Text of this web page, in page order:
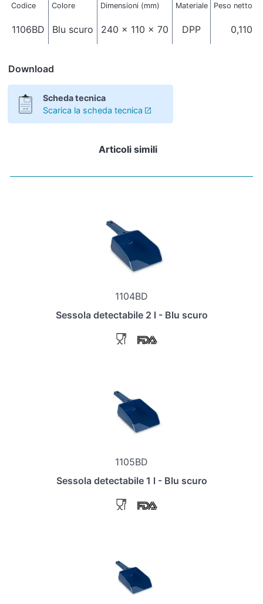
Codice Colore Dimensioni (mm) Materiale Peso netto
1106BD Blu scuro 240 x 110 x 70 DPP 0,110
Download
Scheda tecnica
Scarica la scheda tecnica
Articoli simili
1104BD
Sessola detectabile 2 l - Blu scuro
1105BD
Sessola detectabile 1 l - Blu scuro